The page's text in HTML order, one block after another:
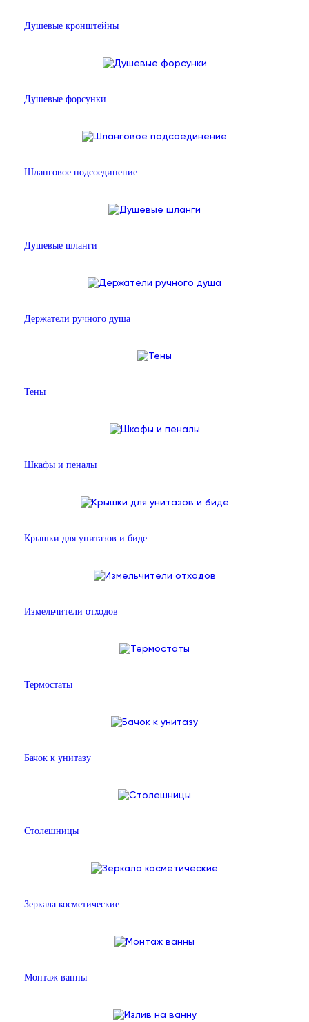
Душевые кронштейны
Душевые форсунки
Шланговое подсоединение
Душевые шланги
Держатели ручного душа
Тены
Шкафы и пеналы
Крышки для унитазов и биде
Измельчители отходов
Термостаты
Бачок к унитазу
Столешницы
Зеркала косметические
Монтаж ванны